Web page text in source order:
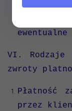
lub
VI. Rodzaje
zwroty
Płatność
przez